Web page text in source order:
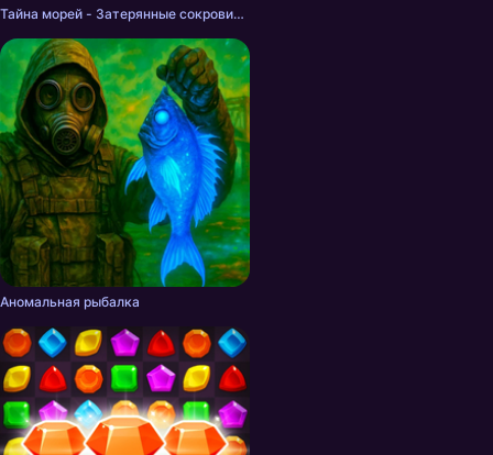
Тайна морей - Затерянные сокровища: Три в ряд
Аномальная рыбалка